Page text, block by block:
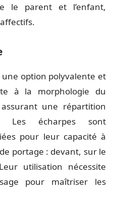
le parent et l’enfant,
une option polyvalente et
à la morphologie du
une répartition
Les écharpes sont
pour leur capacité à
portage : devant, sur le
utilisation nécessite
pour maîtriser les